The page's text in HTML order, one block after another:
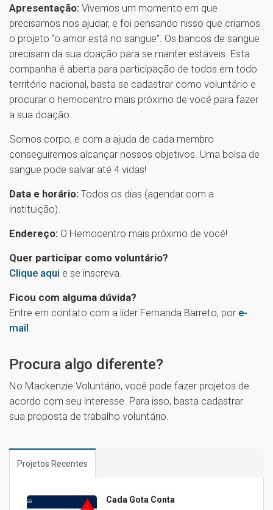
Apresentação: Vivemos um momento em que
precisamos nos ajudar, e foi pensando nisso que criamos
o projeto “o amor está no sangue”. Os bancos de sangue
precisam da sua doação para se manter estáveis. Esta
companha é aberta para participação de todos em todo
território nacional, basta se cadastrar como voluntário e
procurar o hemocentro mais próximo de você para fazer
a sua doação.
Somos corpo, e com a ajuda de cada membro
conseguiremos alcançar nossos objetivos. Uma bolsa de
sangue pode salvar até 4 vidas!
Data e horário: Todos os dias (agendar com a
instituição).
Endereço: O Hemocentro mais próximo de você!
Quer participar como voluntário?
Clique aqui e se inscreva.
Ficou com alguma dúvida?
Entre em contato com a líder Fernanda Barreto, por e-
mail.
Procura algo diferente?
No Mackenzie Voluntário, você pode fazer projetos de
acordo com seu interesse. Para isso, basta cadastrar
sua proposta de trabalho voluntário.
Projetos Recentes
Cada Gota Conta